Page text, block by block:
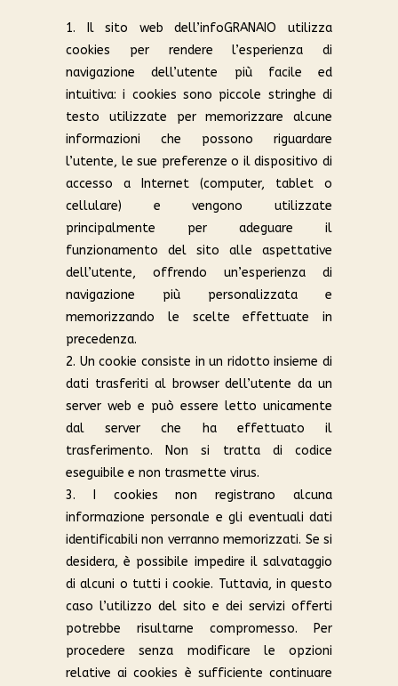
1. Il sito web dell’infoGRANAIO utilizza
cookies per rendere l’esperienza di
navigazione dell’utente più facile ed
intuitiva: i cookies sono piccole stringhe di
testo utilizzate per memorizzare alcune
informazioni che possono riguardare
l’utente, le sue preferenze o il dispositivo di
accesso a Internet (computer, tablet o
cellulare) e vengono utilizzate
principalmente per adeguare il
funzionamento del sito alle aspettative
dell’utente, offrendo un’esperienza di
navigazione più personalizzata e
memorizzando le scelte effettuate in
precedenza.
2. Un cookie consiste in un ridotto insieme di
dati trasferiti al browser dell’utente da un
server web e può essere letto unicamente
dal server che ha effettuato il
trasferimento. Non si tratta di codice
eseguibile e non trasmette virus.
3. I cookies non registrano alcuna
informazione personale e gli eventuali dati
identificabili non verranno memorizzati. Se si
desidera, è possibile impedire il salvataggio
di alcuni o tutti i cookie. Tuttavia, in questo
caso l’utilizzo del sito e dei servizi offerti
potrebbe risultarne compromesso. Per
procedere senza modificare le opzioni
relative ai cookies è sufficiente continuare